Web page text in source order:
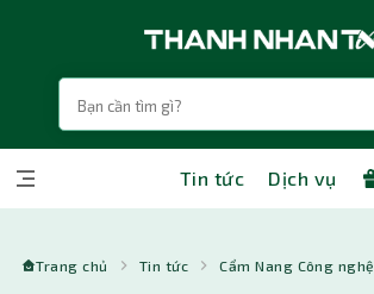
Tin tức Dịch vụ
Trang chủ Tin tức Cẩm Nang Công nghệ